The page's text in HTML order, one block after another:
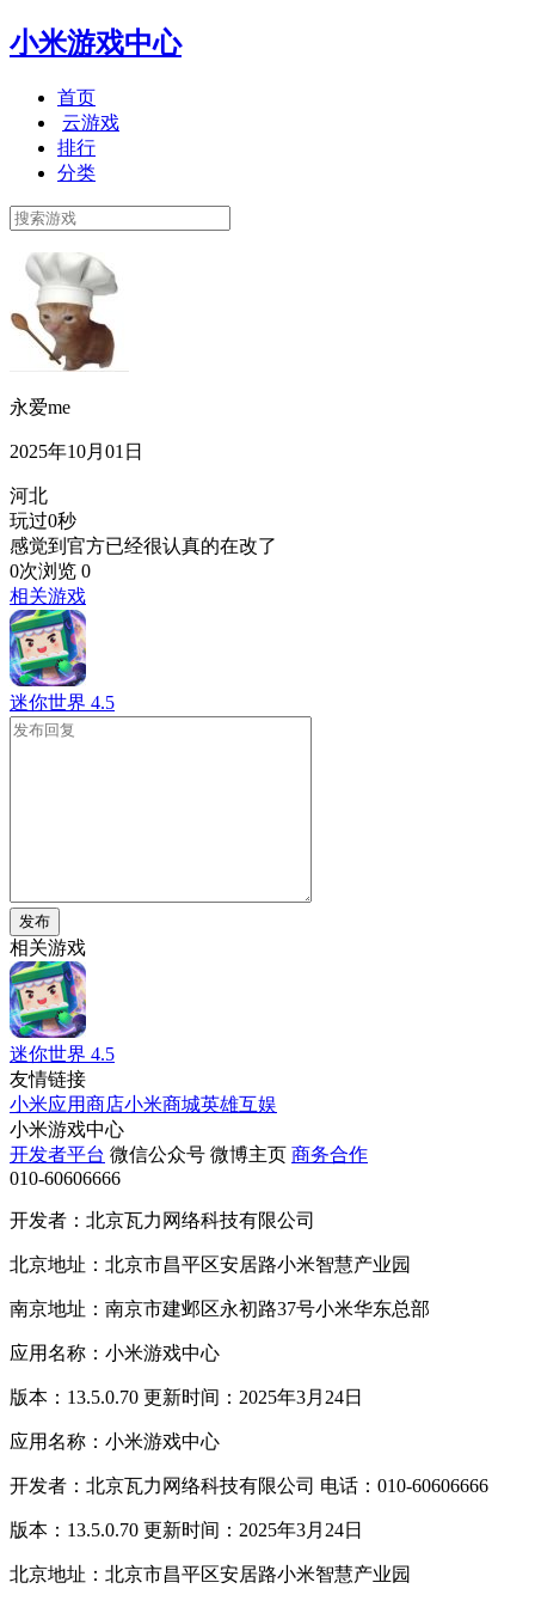
小米游戏中心
首页
云游戏
排行
分类
永爱me
2025年10月01日
河北
玩过0秒
感觉到官方已经很认真的在改了
0次浏览 0
相关游戏
迷你世界 4.5
发布
相关游戏
迷你世界 4.5
友情链接
小米应用商店小米商城英雄互娱
小米游戏中心
开发者平台 微信公众号 微博主页 商务合作
010-60606666
开发者：北京瓦力网络科技有限公司
北京地址：北京市昌平区安居路小米智慧产业园
南京地址：南京市建邺区永初路37号小米华东总部
应用名称：小米游戏中心
版本：13.5.0.70 更新时间：2025年3月24日
应用名称：小米游戏中心
开发者：北京瓦力网络科技有限公司 电话：010-60606666
版本：13.5.0.70 更新时间：2025年3月24日
北京地址：北京市昌平区安居路小米智慧产业园